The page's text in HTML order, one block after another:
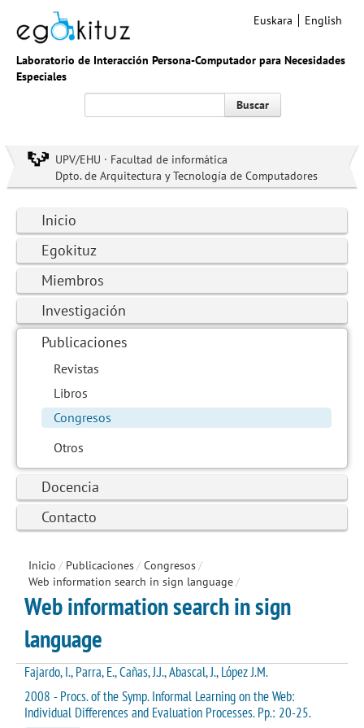
Laboratorio de Interacción Persona-Computador para Necesidades
Especiales
Euskara English
Buscar
UPV/EHU · Facultad de informática
Dpto. de Arquitectura y Tecnología de Computadores
Inicio
Egokituz
Miembros
Investigación
Publicaciones
Revistas
Libros
Congresos
Otros
Docencia
Contacto
Inicio / Publicaciones/ Congresos/
Web information search in sign language/
Web information search in sign
language
Fajardo, I., Parra, E., Cañas, J.J., Abascal, J., López J.M.
2008 - Procs. of the Symp. Informal Learning on the Web:
Individual Differences and Evaluation Processes. Pp.: 20-25.